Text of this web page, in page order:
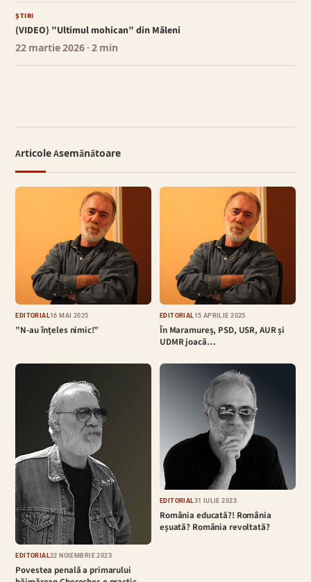
ȘTIRI
(VIDEO) ”Ultimul mohican” din Măleni
22 martie 2026 · 2 min
Articole Asemănătoare
EDITORIAL16 MAI 2025
”N-au înțeles nimic!”
EDITORIAL15 APRILIE 2025
În Maramureș, PSD, USR, AUR și
UDMR joacă…
EDITORIAL22 NOIEMBRIE 2023
Povestea penală a primarului
EDITORIAL31 IULIE 2023
România educată?! România
eșuată? România revoltată?